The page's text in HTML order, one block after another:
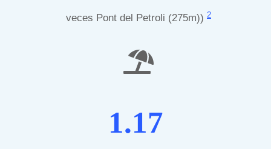
veces Pont del Petroli (275m)) 2
1.17